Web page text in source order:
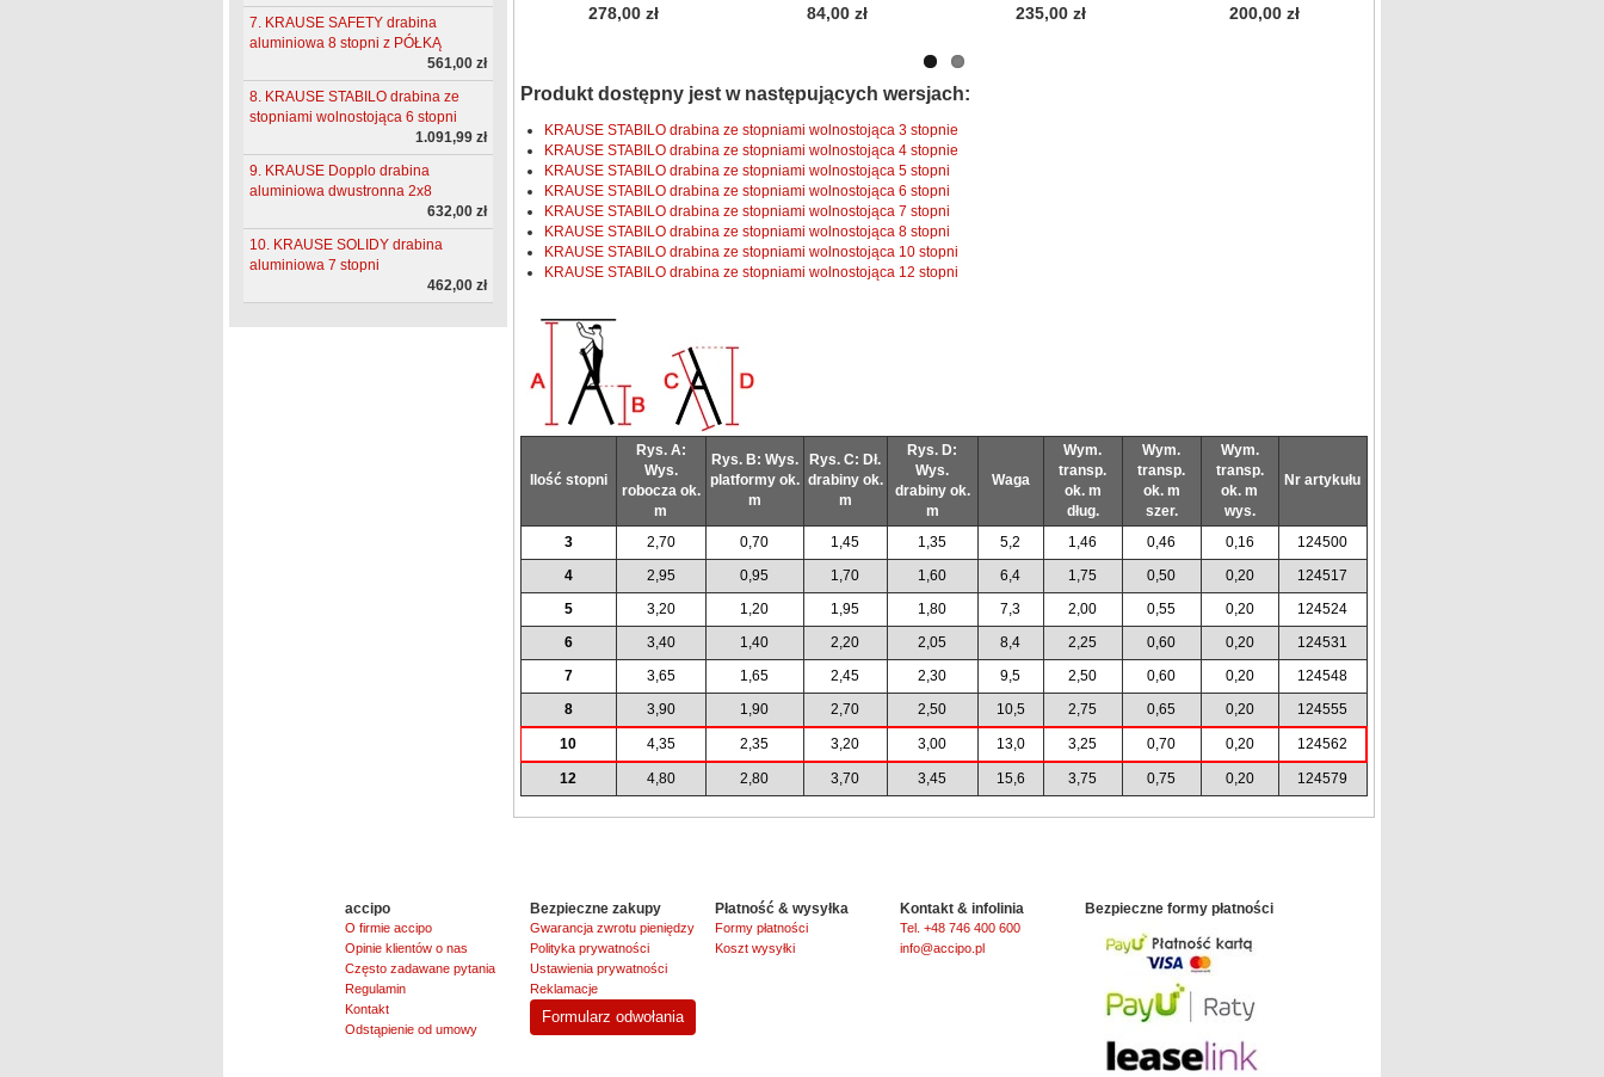
7. KRAUSE SAFETY drabina
aluminiowa 8 stopni z PÓŁKĄ
561,00 zł
8. KRAUSE STABILO drabina ze
stopniami wolnostojąca 6 stopni
1.091,99 zł
9. KRAUSE Dopplo drabina
aluminiowa dwustronna 2x8
632,00 zł
10. KRAUSE SOLIDY drabina
aluminiowa 7 stopni
462,00 zł
278,00 zł 84,00 zł 235,00 zł 200,00 zł
Produkt dostępny jest w następujących wersjach:
KRAUSE STABILO drabina ze stopniami wolnostojąca 3 stopnie
KRAUSE STABILO drabina ze stopniami wolnostojąca 4 stopnie
KRAUSE STABILO drabina ze stopniami wolnostojąca 5 stopni
KRAUSE STABILO drabina ze stopniami wolnostojąca 6 stopni
KRAUSE STABILO drabina ze stopniami wolnostojąca 7 stopni
KRAUSE STABILO drabina ze stopniami wolnostojąca 8 stopni
KRAUSE STABILO drabina ze stopniami wolnostojąca 10 stopni
KRAUSE STABILO drabina ze stopniami wolnostojąca 12 stopni
Ilość stopni
Rys. A:
Wys.
robocza ok.
m
Rys. B: Wys.
platformy ok.
m
Rys. C: Dł.
drabiny ok.
m
Rys. D:
Wys.
drabiny ok.
m
Waga
Wym.
transp.
ok. m
dług.
Wym.
transp.
ok. m
szer.
Wym.
transp.
ok. m
wys.
Nr artykułu
3 2,70 0,70 1,45 1,35 5,2 1,46 0,46 0,16
124500
4
2,95 0,95 1,70 1,60 6,4 1,75 0,50 0,20
124517
5
3,20 1,20 1,95 1,80 7,3 2,00 0,55 0,20
124524
6
3,40 1,40 2,20 2,05 8,4 2,25 0,60 0,20
124531
7
3,65 1,65 2,45 2,30 9,5 2,50 0,60 0,20
124548
8
3,90 1,90 2,70 2,50 10,5 2,75 0,65 0,20 124555
10 4,35 2,35 3,20 3,00 13,0 3,25 0,70 0,20 124562
12 4,80 2,80 3,70 3,45 15,6 3,75 0,75 0,20 124579
accipo
O firmie accipo
Opinie klientów o nas
Często zadawane pytania
Regulamin
Kontakt
Odstąpienie od umowy
Bezpieczne zakupy
Gwarancja zwrotu pieniędzy
Polityka prywatności
Ustawienia prywatności
Reklamacje
Formularz odwołania
Płatność & wysyłka
Formy płatności
Koszt wysyłki
Kontakt & infolinia
Tel. +48 746 400 600
info@accipo.pl
Bezpieczne formy płatności